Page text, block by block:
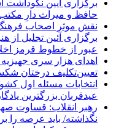
برگزاری آیین
حافظ و میراث دارِ مکتب
نقش موثر اصحاب
برگزاری آئین تجلیل از
عبور از خطوط قرمز
اهدای هزار سری
تعیین‌تکلیف درختان
انتخابات مسئله اول
عیدقربان بزرگترین
رهبر انقلاب: قساوت
نگذاشته/ باید عرصه را